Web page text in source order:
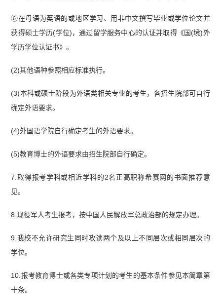
⑥在母语为英语的或地区学习、用非中文撰写毕业或学位论文并
获得硕士学历(学位)，通过留学服务中心的认证并取得《国(境)外
学历学位认证书》。
(2)其他语种参照相应标准执行。
(3)本科或硕士阶段为外语类相关专业的考生，各招生院部可自行
确定外语要求。
(4)外国语学院自行确定考生的外语要求。
(5)教育博士的外语要求由招生院部自行确定。
7.取得报考学科或相近学科的2名正高职称希赛网的书面推荐意
见。
8.现役军人考生报考，按中国人民解放军总政治部的规定办理。
9.我校不允许研究生同时攻读两个及以上不同层次或相同层次的
学位。
10.报考教育博士或各类专项计划的考生的基本条件参见本简章第
十条。